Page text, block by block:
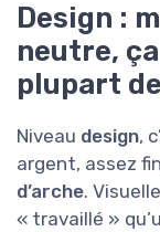
Design :
neutre,
plupart
Niveau design,
argent, assez
d’arche.
« travaillé »